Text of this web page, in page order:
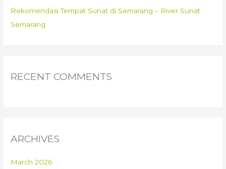
Rekomendasi Tempat Sunat di Semarang – River Sunat
Semarang
RECENT COMMENTS
ARCHIVES
March 2026